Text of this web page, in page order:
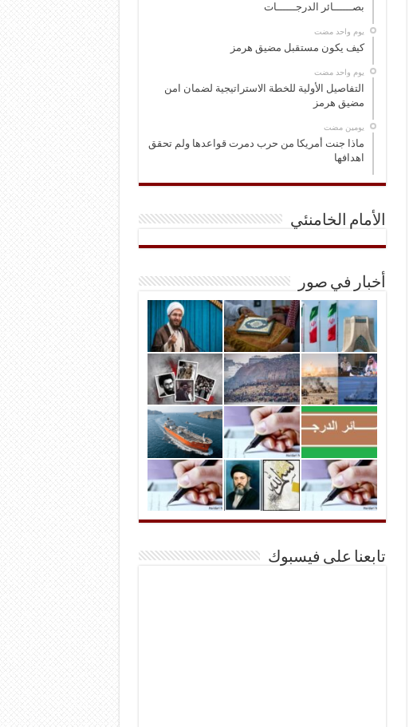
بصــــــائر الدرجــــــات
‏يوم واحد مضت
كيف يكون مستقبل مضيق هرمز
‏يوم واحد مضت
التفاصيل الأولية للخطة الاستراتيجية لضمان امن
مضيق هرمز
‏يومين مضت
ماذا جنت أمريكا من حرب دمرت قواعدها ولم تحقق
اهدافها
الأمام الخامنئي
أخبار في صور
تابعنا على فيسبوك